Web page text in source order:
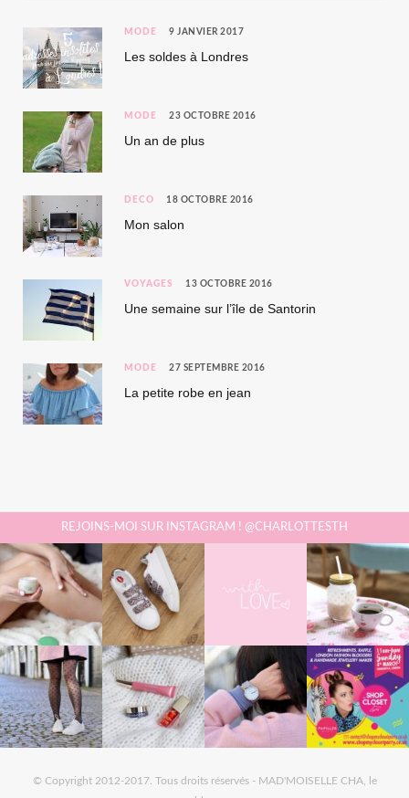
MODE 9 JANVIER 2017
Les soldes à Londres
MODE 23 OCTOBRE 2016
Un an de plus
DÉCO 18 OCTOBRE 2016
Mon salon
VOYAGES 13 OCTOBRE 2016
Une semaine sur l’île de Santorin
MODE 27 SEPTEMBRE 2016
La petite robe en jean
REJOINS-MOI SUR INSTAGRAM ! @CHARLOTTESTH
© Copyright 2012-2017. Tous droits réservés - MAD'MOISELLE CHA, le